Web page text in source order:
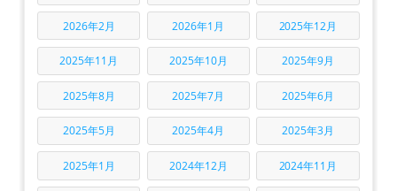
2026年2月 2026年1月 2025年12月
2025年11月 2025年10月 2025年9月
2025年8月 2025年7月 2025年6月
2025年5月 2025年4月 2025年3月
2025年1月 2024年12月 2024年11月